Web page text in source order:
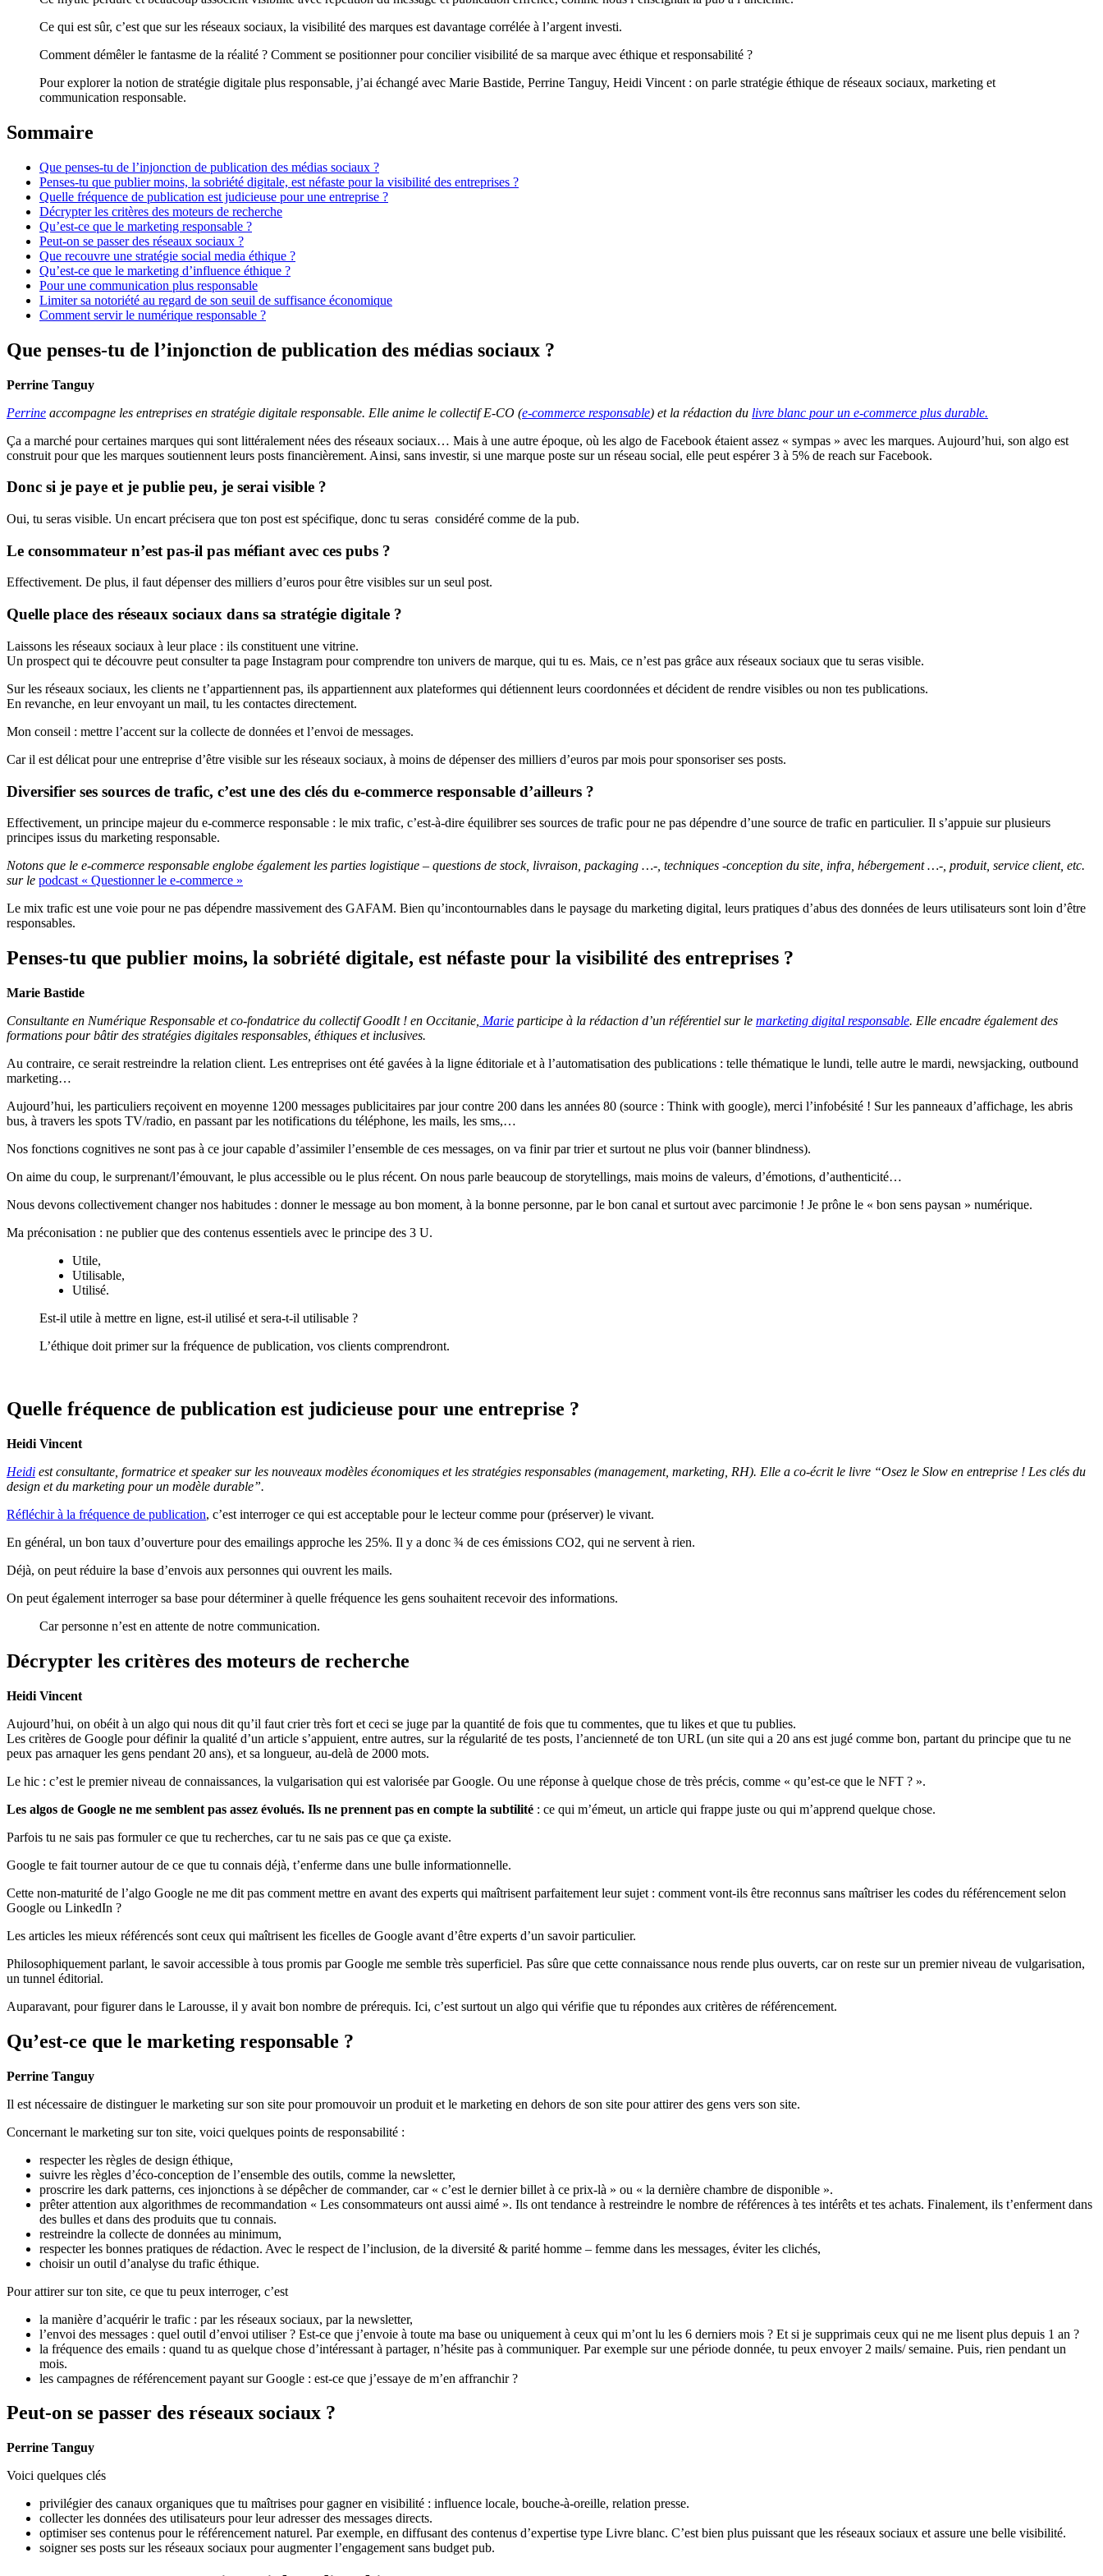
Ce qui est sûr, c’est que sur les réseaux sociaux, la visibilité des marques est davantage corrélée à l’argent investi.
Comment démêler le fantasme de la réalité ? Comment se positionner pour concilier visibilité de sa marque avec éthique et responsabilité ?
Pour explorer la notion de stratégie digitale plus responsable, j’ai échangé avec Marie Bastide, Perrine Tanguy, Heidi Vincent : on parle stratégie éthique de réseaux sociaux, marketing et
communication responsable.
Sommaire
Que penses-tu de l’injonction de publication des médias sociaux ?
Penses-tu que publier moins, la sobriété digitale, est néfaste pour la visibilité des entreprises ?
Quelle fréquence de publication est judicieuse pour une entreprise ?
Décrypter les critères des moteurs de recherche
Qu’est-ce que le marketing responsable ?
Peut-on se passer des réseaux sociaux ?
Que recouvre une stratégie social media éthique ?
Qu’est-ce que le marketing d’influence éthique ?
Pour une communication plus responsable
Limiter sa notoriété au regard de son seuil de suffisance économique
Comment servir le numérique responsable ?
Que penses-tu de l’injonction de publication des médias sociaux ?
Perrine Tanguy
Perrine accompagne les entreprises en stratégie digitale responsable. Elle anime le collectif E-CO (e-commerce responsable) et la rédaction du livre blanc pour un e-commerce plus durable.
Ça a marché pour certaines marques qui sont littéralement nées des réseaux sociaux… Mais à une autre époque, où les algo de Facebook étaient assez « sympas » avec les marques. Aujourd’hui, son algo est
construit pour que les marques soutiennent leurs posts financièrement. Ainsi, sans investir, si une marque poste sur un réseau social, elle peut espérer 3 à 5% de reach sur Facebook.
Donc si je paye et je publie peu, je serai visible ?
Oui, tu seras visible. Un encart précisera que ton post est spécifique, donc tu seras considéré comme de la pub.
Le consommateur n’est pas-il pas méfiant avec ces pubs ?
Effectivement. De plus, il faut dépenser des milliers d’euros pour être visibles sur un seul post.
Quelle place des réseaux sociaux dans sa stratégie digitale ?
Laissons les réseaux sociaux à leur place : ils constituent une vitrine.
Un prospect qui te découvre peut consulter ta page Instagram pour comprendre ton univers de marque, qui tu es. Mais, ce n’est pas grâce aux réseaux sociaux que tu seras visible.
Sur les réseaux sociaux, les clients ne t’appartiennent pas, ils appartiennent aux plateformes qui détiennent leurs coordonnées et décident de rendre visibles ou non tes publications.
En revanche, en leur envoyant un mail, tu les contactes directement.
Mon conseil : mettre l’accent sur la collecte de données et l’envoi de messages.
Car il est délicat pour une entreprise d’être visible sur les réseaux sociaux, à moins de dépenser des milliers d’euros par mois pour sponsoriser ses posts.
Diversifier ses sources de trafic, c’est une des clés du e-commerce responsable d’ailleurs ?
Effectivement, un principe majeur du e-commerce responsable : le mix trafic, c’est-à-dire équilibrer ses sources de trafic pour ne pas dépendre d’une source de trafic en particulier. Il s’appuie sur plusieurs
principes issus du marketing responsable.
Notons que le e-commerce responsable englobe également les parties logistique – questions de stock, livraison, packaging …-, techniques -conception du site, infra, hébergement …-, produit, service client, etc.
sur le podcast « Questionner le e-commerce »
Le mix trafic est une voie pour ne pas dépendre massivement des GAFAM. Bien qu’incontournables dans le paysage du marketing digital, leurs pratiques d’abus des données de leurs utilisateurs sont loin d’être
responsables.
Penses-tu que publier moins, la sobriété digitale, est néfaste pour la visibilité des entreprises ?
Marie Bastide
Consultante en Numérique Responsable et co-fondatrice du collectif GoodIt ! en Occitanie, Marie participe à la rédaction d’un référentiel sur le marketing digital responsable. Elle encadre également des
formations pour bâtir des stratégies digitales responsables, éthiques et inclusives.
Au contraire, ce serait restreindre la relation client. Les entreprises ont été gavées à la ligne éditoriale et à l’automatisation des publications : telle thématique le lundi, telle autre le mardi, newsjacking, outbound
marketing…
Aujourd’hui, les particuliers reçoivent en moyenne 1200 messages publicitaires par jour contre 200 dans les années 80 (source : Think with google), merci l’infobésité ! Sur les panneaux d’affichage, les abris
bus, à travers les spots TV/radio, en passant par les notifications du téléphone, les mails, les sms,…
Nos fonctions cognitives ne sont pas à ce jour capable d’assimiler l’ensemble de ces messages, on va finir par trier et surtout ne plus voir (banner blindness).
On aime du coup, le surprenant/l’émouvant, le plus accessible ou le plus récent. On nous parle beaucoup de storytellings, mais moins de valeurs, d’émotions, d’authenticité…
Nous devons collectivement changer nos habitudes : donner le message au bon moment, à la bonne personne, par le bon canal et surtout avec parcimonie ! Je prône le « bon sens paysan » numérique.
Ma préconisation : ne publier que des contenus essentiels avec le principe des 3 U.
Utile,
Utilisable,
Utilisé.
Est-il utile à mettre en ligne, est-il utilisé et sera-t-il utilisable ?
L’éthique doit primer sur la fréquence de publication, vos clients comprendront.
Quelle fréquence de publication est judicieuse pour une entreprise ?
Heidi Vincent
Heidi est consultante, formatrice et speaker sur les nouveaux modèles économiques et les stratégies responsables (management, marketing, RH). Elle a co-écrit le livre “Osez le Slow en entreprise ! Les clés du
design et du marketing pour un modèle durable”.
Réfléchir à la fréquence de publication, c’est interroger ce qui est acceptable pour le lecteur comme pour (préserver) le vivant.
En général, un bon taux d’ouverture pour des emailings approche les 25%. Il y a donc ¾ de ces émissions CO2, qui ne servent à rien.
Déjà, on peut réduire la base d’envois aux personnes qui ouvrent les mails.
On peut également interroger sa base pour déterminer à quelle fréquence les gens souhaitent recevoir des informations.
Car personne n’est en attente de notre communication.
Décrypter les critères des moteurs de recherche
Heidi Vincent
Aujourd’hui, on obéit à un algo qui nous dit qu’il faut crier très fort et ceci se juge par la quantité de fois que tu commentes, que tu likes et que tu publies.
Les critères de Google pour définir la qualité d’un article s’appuient, entre autres, sur la régularité de tes posts, l’ancienneté de ton URL (un site qui a 20 ans est jugé comme bon, partant du principe que tu ne
peux pas arnaquer les gens pendant 20 ans), et sa longueur, au-delà de 2000 mots.
Le hic : c’est le premier niveau de connaissances, la vulgarisation qui est valorisée par Google. Ou une réponse à quelque chose de très précis, comme « qu’est-ce que le NFT ? ».
Les algos de Google ne me semblent pas assez évolués. Ils ne prennent pas en compte la subtilité : ce qui m’émeut, un article qui frappe juste ou qui m’apprend quelque chose.
Parfois tu ne sais pas formuler ce que tu recherches, car tu ne sais pas ce que ça existe.
Google te fait tourner autour de ce que tu connais déjà, t’enferme dans une bulle informationnelle.
Cette non-maturité de l’algo Google ne me dit pas comment mettre en avant des experts qui maîtrisent parfaitement leur sujet : comment vont-ils être reconnus sans maîtriser les codes du référencement selon
Google ou LinkedIn ?
Les articles les mieux référencés sont ceux qui maîtrisent les ficelles de Google avant d’être experts d’un savoir particulier.
Philosophiquement parlant, le savoir accessible à tous promis par Google me semble très superficiel. Pas sûre que cette connaissance nous rende plus ouverts, car on reste sur un premier niveau de vulgarisation,
un tunnel éditorial.
Auparavant, pour figurer dans le Larousse, il y avait bon nombre de prérequis. Ici, c’est surtout un algo qui vérifie que tu répondes aux critères de référencement.
Qu’est-ce que le marketing responsable ?
Perrine Tanguy
Il est nécessaire de distinguer le marketing sur son site pour promouvoir un produit et le marketing en dehors de son site pour attirer des gens vers son site.
Concernant le marketing sur ton site, voici quelques points de responsabilité :
respecter les règles de design éthique,
suivre les règles d’éco-conception de l’ensemble des outils, comme la newsletter,
proscrire les dark patterns, ces injonctions à se dépêcher de commander, car « c’est le dernier billet à ce prix-là » ou « la dernière chambre de disponible ».
prêter attention aux algorithmes de recommandation « Les consommateurs ont aussi aimé ». Ils ont tendance à restreindre le nombre de références à tes intérêts et tes achats. Finalement, ils t’enferment dans
des bulles et dans des produits que tu connais.
restreindre la collecte de données au minimum,
respecter les bonnes pratiques de rédaction. Avec le respect de l’inclusion, de la diversité & parité homme – femme dans les messages, éviter les clichés,
choisir un outil d’analyse du trafic éthique.
Pour attirer sur ton site, ce que tu peux interroger, c’est
la manière d’acquérir le trafic : par les réseaux sociaux, par la newsletter,
l’envoi des messages : quel outil d’envoi utiliser ? Est-ce que j’envoie à toute ma base ou uniquement à ceux qui m’ont lu les 6 derniers mois ? Et si je supprimais ceux qui ne me lisent plus depuis 1 an ?
la fréquence des emails : quand tu as quelque chose d’intéressant à partager, n’hésite pas à communiquer. Par exemple sur une période donnée, tu peux envoyer 2 mails/ semaine. Puis, rien pendant un
mois.
les campagnes de référencement payant sur Google : est-ce que j’essaye de m’en affranchir ?
Peut-on se passer des réseaux sociaux ?
Perrine Tanguy
Voici quelques clés
privilégier des canaux organiques que tu maîtrises pour gagner en visibilité : influence locale, bouche-à-oreille, relation presse.
collecter les données des utilisateurs pour leur adresser des messages directs.
optimiser ses contenus pour le référencement naturel. Par exemple, en diffusant des contenus d’expertise type Livre blanc. C’est bien plus puissant que les réseaux sociaux et assure une belle visibilité.
soigner ses posts sur les réseaux sociaux pour augmenter l’engagement sans budget pub.